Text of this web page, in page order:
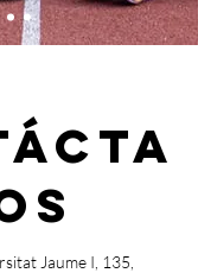
Jaume I, 135,